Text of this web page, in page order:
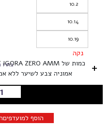
10.2
10.14
10.19
נקה
+
אמוניה צבע לשיער ללא
בחרו
הוסף למועדפים